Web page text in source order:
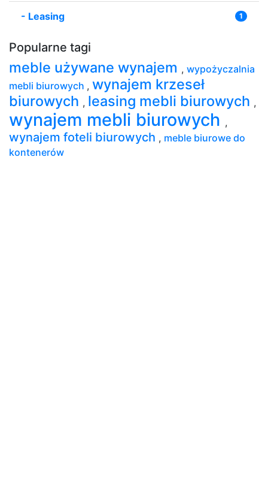
- Leasing 1
Popularne tagi
meble używane wynajem , wypożyczalnia
mebli biurowych , wynajem krzeseł
biurowych , leasing mebli biurowych ,
wynajem mebli biurowych ,
wynajem foteli biurowych , meble biurowe do
kontenerów